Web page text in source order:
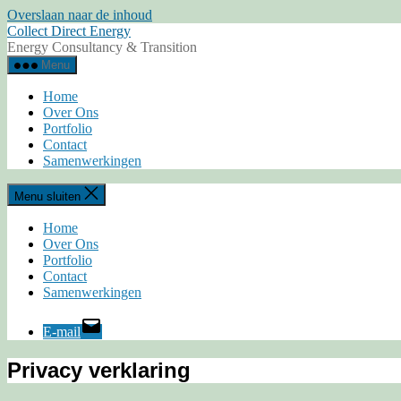
Overslaan naar de inhoud
Collect Direct Energy
Energy Consultancy & Transition
Menu
Home
Over Ons
Portfolio
Contact
Samenwerkingen
Menu sluiten
Home
Over Ons
Portfolio
Contact
Samenwerkingen
E-mail
Privacy verklaring